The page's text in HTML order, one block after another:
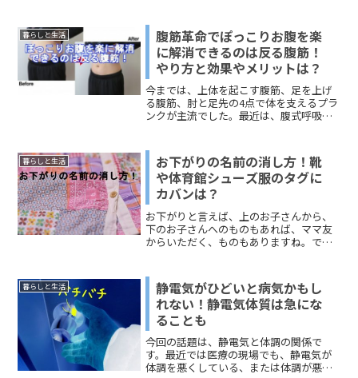
し」を利用したあとの勧誘でしょう。今
回このページで取り上げるのは、「おう
ちコープ」。おうちコープを試してみた
いんだけど、そのあとの勧誘がしつこい
と嫌だなぁと考えている皆さま！解約方
法も含めて、「おうちコープ」のサービ
スについてお伝えしますので、どうぞ参
考にしてください。
暮らしと生活
腹筋革命でぽっこりお腹を楽
に解消できるのは反る腹筋！
やり方と効果やメリットは？
今までは、上体を起こす腹筋、足を上げ
る腹筋、肘と足先の4点で体を支えるプラ
ンクが主流でした。最近は、腹式呼吸系
つだと思います。今回は、「腹筋革命」
として広まっている「反る腹筋」につい
てお伝えします。この「反る腹筋」は、
これまでの腹筋トレよりも、3倍楽にでき
て、3倍効果があるというのです。考案者
となる中村尚人先生と書籍の紹介をしな
がら、公開されている動画や情報をもと
に、「反る腹筋 やり方」と「反る腹筋
ませんよ！どうぞ、ご覧ください＾＾
暮らしと生活
お下がりの名前の消し方！靴
や体育館シューズ服のタグに
カバンは？
お下がりと言えば、上のお子さんから、
下のお子さんへのものもあれば、ママ友
からいただく、ものもありますね。で
材的に消えないのではないかと思うもの
でも、何とかしたいものですよね。今回
は、「お下がりの名前の消し方！靴の場
合はどうする？」をメインにお伝えしま
す。その他、体育館シューズ、服のタ
グ、カバンに書いてある名前を消す方法
もまとめしたので、どうぞ参考にしてく
ださい。
暮らしと生活
静電気がひどいと病気かもし
れない！静電気体質は急にな
ることも
今回の話題は、静電気と体調の関係で
す。最近では医療の現場でも、静電気が
体調を悪くしている、または体調が悪い